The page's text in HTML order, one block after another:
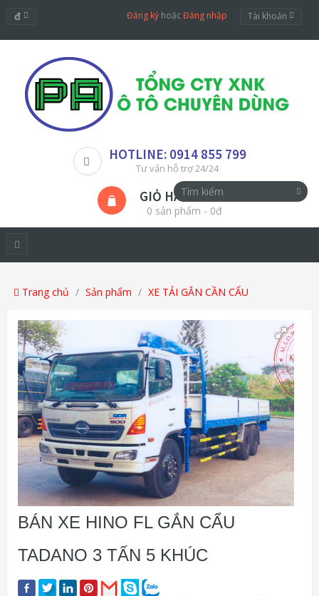
đ Đăng ký hoặcĐăng nhập Tài khoản
HOTLINE: 0914 855 799
Tư vấn hỗ trợ 24/24
GIỎ HÀNG
0 sản phẩm - 0đ
Trang chủ Sản phẩm XE TẢI GẮN CẦN CẨU
BÁN XE HINO FL GẮN CẨU
TADANO 3 TẤN 5 KHÚC